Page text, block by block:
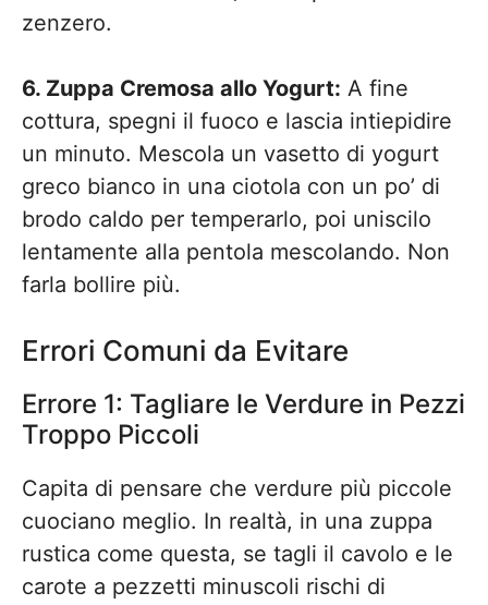
zenzero.
6. Zuppa Cremosa allo Yogurt: A fine
cottura, spegni il fuoco e lascia intiepidire
un minuto. Mescola un vasetto di yogurt
greco bianco in una ciotola con un po’ di
brodo caldo per temperarlo, poi uniscilo
lentamente alla pentola mescolando. Non
farla bollire più.
Errori Comuni da Evitare
Errore 1: Tagliare le Verdure in Pezzi
Troppo Piccoli
Capita di pensare che verdure più piccole
cuociano meglio. In realtà, in una zuppa
rustica come questa, se tagli il cavolo e le
carote a pezzetti minuscoli rischi di